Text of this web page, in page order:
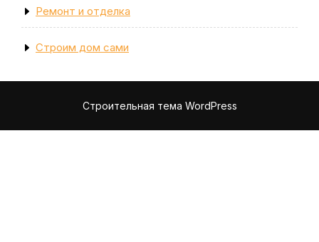
Ремонт и отделка
Строим дом сами
Строительная тема WordPress